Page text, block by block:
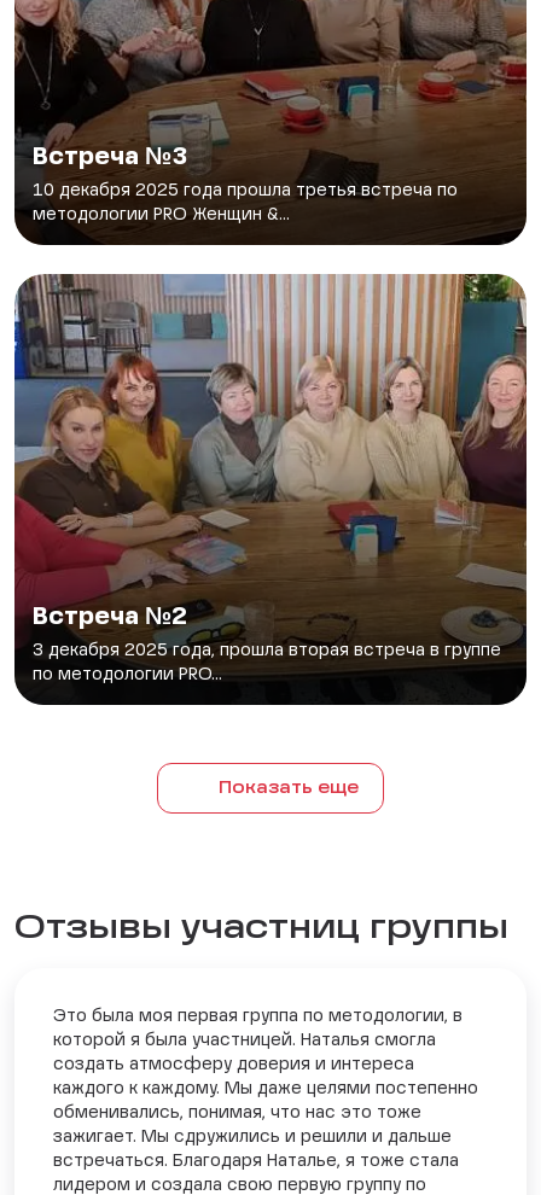
Встреча №3
10 декабря 2025 года прошла третья встреча по
методологии PRO Женщин &...
Встреча №2
3 декабря 2025 года, прошла вторая встреча в группе
по методологии PRO...
Показать еще
Отзывы участниц группы
Это была моя первая группа по методологии, в
которой я была участницей. Наталья смогла
создать атмосферу доверия и интереса
каждого к каждому. Мы даже целями постепенно
обменивались, понимая, что нас это тоже
зажигает. Мы сдружились и решили и дальше
встречаться. Благодаря Наталье, я тоже стала
лидером и создала свою первую группу по